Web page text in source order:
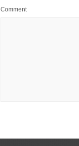
Comment